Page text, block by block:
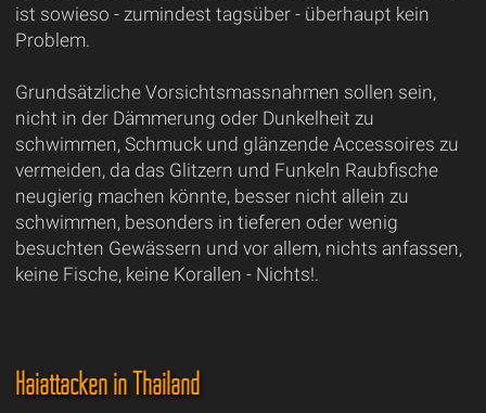
ist sowieso - zumindest tagsüber - überhaupt kein
Problem.
Grundsätzliche Vorsichtsmassnahmen sollen sein,
nicht in der Dämmerung oder Dunkelheit zu
schwimmen, Schmuck und glänzende Accessoires zu
vermeiden, da das Glitzern und Funkeln Raubfische
neugierig machen könnte, besser nicht allein zu
schwimmen, besonders in tieferen oder wenig
besuchten Gewässern und vor allem, nichts anfassen,
keine Fische, keine Korallen - Nichts!.
Haiattacken in Thailand